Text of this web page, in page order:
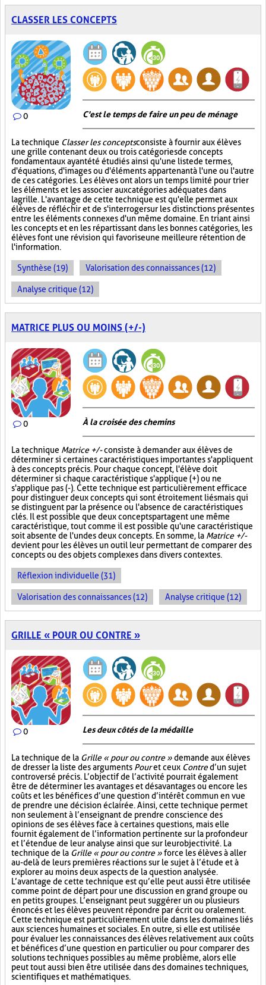
CLASSER LES CONCEPTS
0 C'est le temps de faire un peu de ménage
La technique Classer les conceptsconsiste à fournir aux élèves
une grille contenant deux ou trois catégories de concepts
fondamentaux ayant été étudiés ainsi qu'une liste de termes,
d'équations, d'images ou d'éléments appartenant à l'une ou l'autre
de ces catégories. Les élèves ont alors un temps limité pour trier
les éléments et les associer aux catégories adéquates dans
la grille. L'avantage de cette technique est qu'elle permet aux
élèves de réfléchir et de s'interroger sur les distinctions présentes
entre les éléments connexes d'un même domaine. En triant ainsi
les concepts et en les répartissant dans les bonnes catégories, les
élèves font une révision qui favorise une meilleure rétention de
l'information.
Synthèse (19) Valorisation des connaissances (12)
Analyse critique (12)
MATRICE PLUS OU MOINS (+/-)
0 À la croisée des chemins
La technique Matrice +/-consiste à demander aux élèves de
déterminer si certaines caractéristiques importantes s'appliquent
à des concepts précis. Pour chaque concept, l'élève doit
déterminer si chaque caractéristique s'applique (+) ou ne
s'applique pas (-). Cette technique est particulièrement efficace
pour distinguer deux concepts qui sont étroitement liés mais qui
se distinguent par la présence ou l'absence de caractéristiques
clés. Il est possible que deux concepts partagent une même
caractéristique, tout comme il est possible qu'une caractéristique
soit absente de l'un des deux concepts. En somme, la Matrice +/-
devient pour les élèves un outil leur permettant de comparer des
concepts ou des objets complexes dans divers contextes.
Réflexion individuelle (31)
Valorisation des connaissances (12) Analyse critique (12)
GRILLE « POUR OU CONTRE »
0 Les deux côtés de la médaille
La technique de la Grille « pour ou contre »demande aux élèves
de dresser la liste des arguments Pouret ceux Contred’un sujet
controversé précis. L’objectif de l’activité pourrait également
être de déterminer les avantages et désavantages ou encore les
coûts et les bénéfices d’une question d’intérêt commun en vue
de prendre une décision éclairée. Ainsi, cette technique permet
non seulement à l’enseignant de prendre conscience des
opinions de ses élèves face à certaines questions, mais elle
fournit également de l’information pertinente sur la profondeur
et l’étendue de leur analyse ainsi que sur leur objectivité. La
technique de la Grille « pour ou contre »force les élèves à aller
au-delà de leurs premières réactions sur le sujet à l’étude et à
explorer au moins deux aspects de la question analysée.
L’avantage de cette technique est qu’elle peut aussi être utilisée
comme point de départ pour une discussion en grand groupe ou
en petits groupes. L’enseignant peut suggérer un ou plusieurs
énoncés et les élèves peuvent répondre par écrit ou oralement.
Cette technique est particulièrement utile dans les domaines liés
aux sciences humaines et sociales. En outre, si elle est utilisée
pour évaluer les connaissances des élèves relativement aux coûts
et bénéfices d’une question en particulier ou pour comparer des
solutions techniques possibles au même problème, alors elle
peut tout aussi bien être utilisée dans des domaines techniques,
scientifiques et mathématiques.